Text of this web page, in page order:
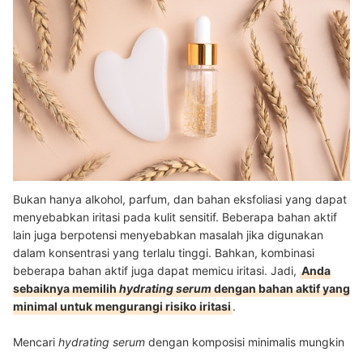
Bukan hanya alkohol, parfum, dan bahan eksfoliasi yang dapat
menyebabkan iritasi pada kulit sensitif. Beberapa bahan aktif
lain juga berpotensi menyebabkan masalah jika digunakan
dalam konsentrasi yang terlalu tinggi. Bahkan, kombinasi
beberapa bahan aktif juga dapat memicu iritasi. Jadi, Anda
sebaiknya memilihhydrating serumdengan bahan aktif yang
minimal untuk mengurangi risiko iritasi.
Mencari hydrating serum dengan komposisi minimalis mungkin